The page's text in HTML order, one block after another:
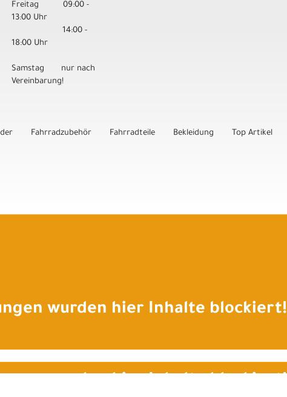
Freitag 09:00 -
13:00 Uhr
14:00 -
18:00 Uhr
Samstag nur nach
Vereinbarung!
Fahrradzubehör Fahrradteile Bekleidung Top Artikel
wurden hier Inhalte blockiert!